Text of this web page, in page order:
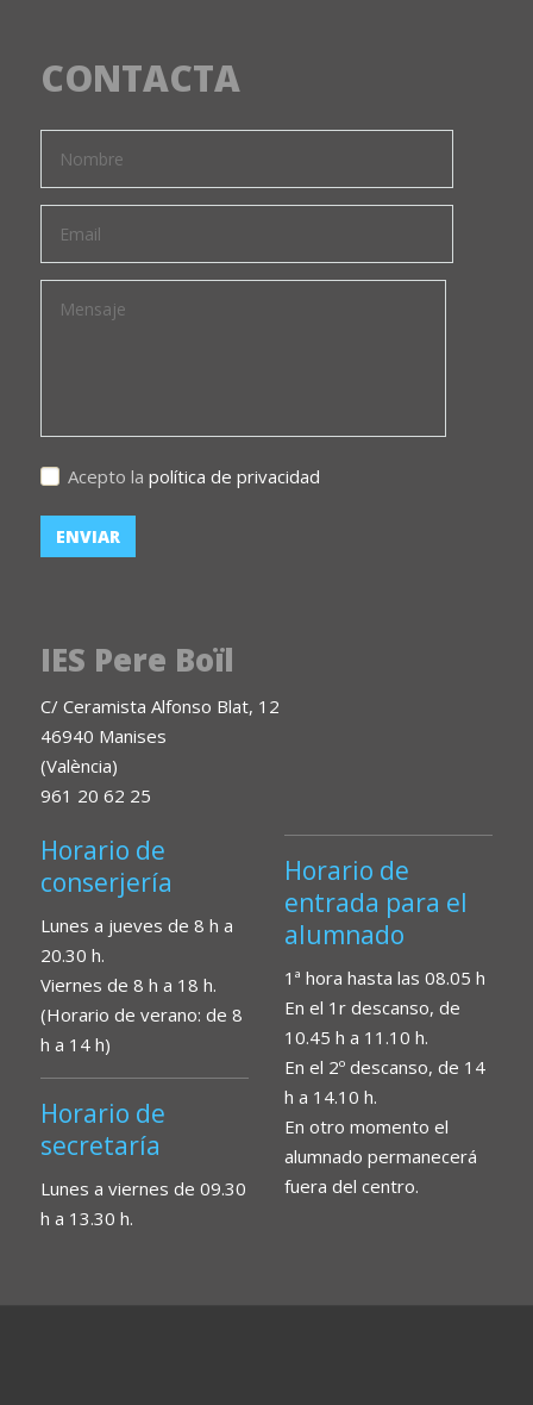
CONTACTA
Acepto la política de privacidad
IES Pere Boïl
C/ Ceramista Alfonso Blat, 12
46940 Manises
(València)
961 20 62 25
Horario de
conserjería
Lunes a jueves de 8 h a
20.30 h.
Viernes de 8 h a 18 h.
(Horario de verano: de 8
h a 14 h)
Horario de
secretaría
Lunes a viernes de 09.30
h a 13.30 h.
Horario de
entrada para el
alumnado
1ª hora hasta las 08.05 h
En el 1r descanso, de
10.45 h a 11.10 h.
En el 2º descanso, de 14
h a 14.10 h.
En otro momento el
alumnado permanecerá
fuera del centro.